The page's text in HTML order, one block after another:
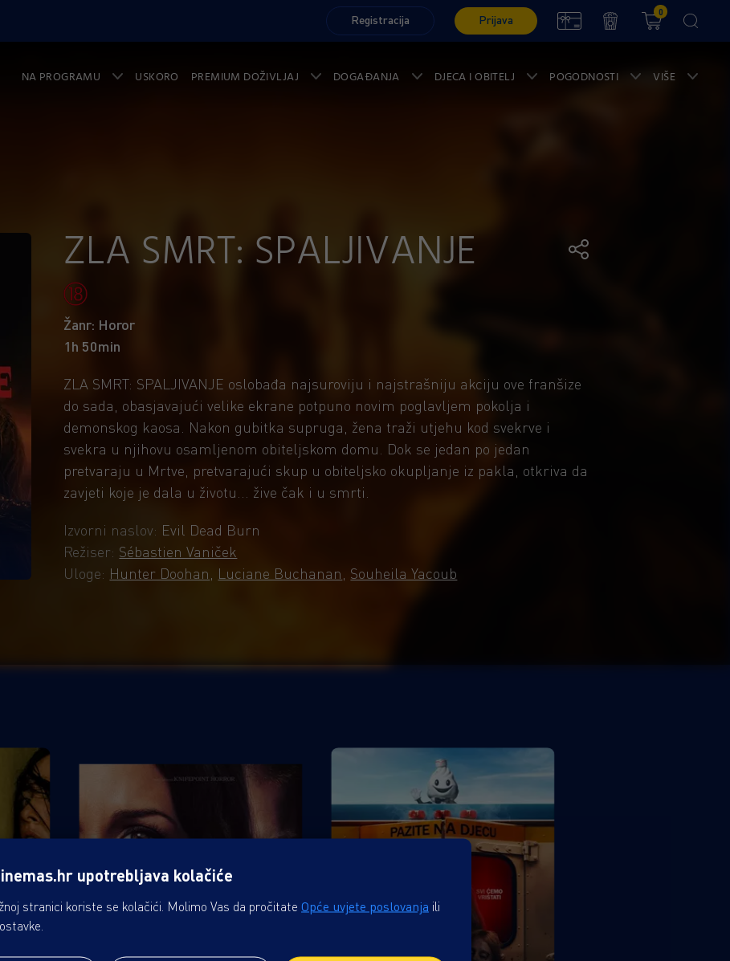
Registracija Prijava
0
NA PROGRAMU USKORO PREMIUM DOŽIVLJAJ DOGAĐANJA DJECA I OBITELJ POGODNOSTI VIŠE
ZLA SMRT: SPALJIVANJE
Žanr: Horor
1h 50min
ZLA SMRT: SPALJIVANJE oslobađa najsuroviju i najstrašniju akciju ove franšize
do sada, obasjavajući velike ekrane potpuno novim poglavljem pokolja i
demonskog kaosa. Nakon gubitka supruga, žena traži utjehu kod svekrve i
svekra u njihovu osamljenom obiteljskom domu. Dok se jedan po jedan
pretvaraju u Mrtve, pretvarajući skup u obiteljsko okupljanje iz pakla, otkriva da
zavjeti koje je dala u životu... žive čak i u smrti.
Izvorni naslov: Evil Dead Burn
Režiser: Sébastien Vaniček
Uloge: Hunter Doohan Luciane Buchanan Souheila Yacoub
upotrebljava kolačiće
stranici koriste se kolačići. Molimo Vas da pročitate Opće uvjete poslovanja ili